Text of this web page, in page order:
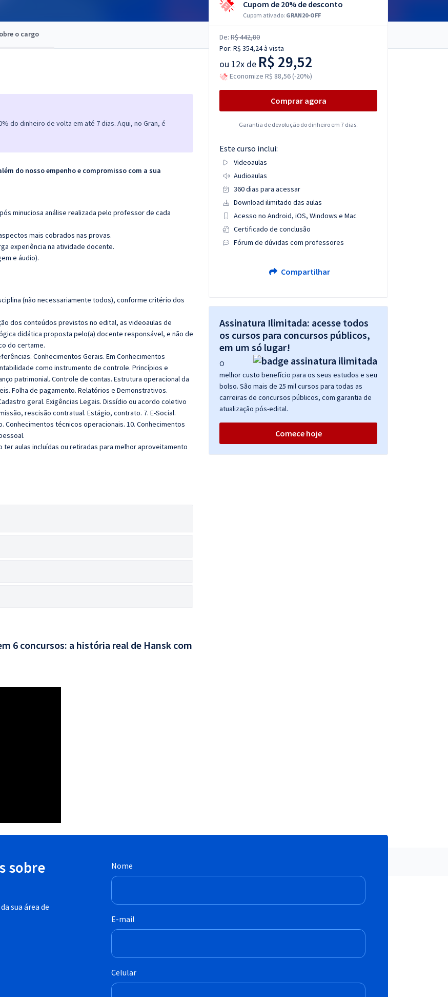
o cargo
do dinheiro de volta em até 7 dias. Aqui, no Gran, é
do nosso empenho e compromisso com a sua
minuciosa análise realizada pelo professor de cada
mais cobrados nas provas.
experiência na atividade docente.
e áudio).
(não necessariamente todos), conforme critério dos
dos conteúdos previstos no edital, as videoaulas de
didática proposta pelo(a) docente responsável, e não de
do certame.
Conhecimentos Gerais. Em Conhecimentos
como instrumento de controle. Princípios e
patrimonial. Controle de contas. Estrutura operacional da
Folha de pagamento. Relatórios e Demonstrativos.
geral. Exigências Legais. Dissídio ou acordo coletivo
rescisão contratual. Estágio, contrato. 7. E-Social.
técnicos operacionais. 10. Conhecimentos
aulas incluídas ou retiradas para melhor aproveitamento
6 concursos: a história real de Hansk com
Cupom de 20% de desconto
Cupom ativado: GRAN20-OFF
De: R$ 442,80
Por: R$ 354,24à vista
ou 12x de R$ 29,52
Economize R$ 88,56 (-20%)
Comprar agora
Garantia de devolução do dinheiro em 7 dias.
Este curso inclui:
Videoaulas
Audioaulas
360 dias para acessar
Download ilimitado das aulas
Acesso no Android, iOS, Windows e Mac
Certificado de conclusão
Fórum de dúvidas com professores
Compartilhar
Assinatura Ilimitada: acesse todos
os cursos para concursos públicos,
em um só lugar!
O
melhor custo benefício para os seus estudos e seu
bolso. São mais de 25 mil cursos para todas as
carreiras de concursos públicos, com garantia de
atualização pós-edital.
Comece hoje
sobre
sua área de
Nome
E-mail
Celular